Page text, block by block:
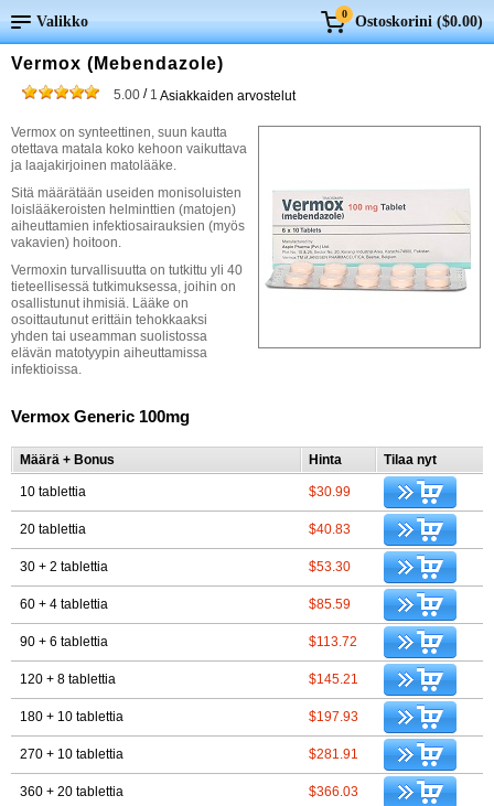
Valikko 0 Ostoskorini ($0.00)
Vermox (Mebendazole)
5.00 / 1 Asiakkaiden arvostelut
Vermox on synteettinen, suun kautta
otettava matala koko kehoon vaikuttava
ja laajakirjoinen matolääke.
Sitä määrätään useiden monisoluisten
loislääkeroisten helminttien (matojen)
aiheuttamien infektiosairauksien (myös
vakavien) hoitoon.
Vermoxin turvallisuutta on tutkittu yli 40
tieteellisessä tutkimuksessa, joihin on
osallistunut ihmisiä. Lääke on
osoittautunut erittäin tehokkaaksi
yhden tai useamman suolistossa
elävän matotyypin aiheuttamissa
infektioissa.
Vermox Generic 100mg
Määrä + Bonus Hinta Tilaa nyt
10 tablettia $30.99
20 tablettia $40.83
30 + 2 tablettia $53.30
60 + 4 tablettia $85.59
90 + 6 tablettia $113.72
120 + 8 tablettia $145.21
180 + 10 tablettia $197.93
270 + 10 tablettia $281.91
360 + 20 tablettia $366.03